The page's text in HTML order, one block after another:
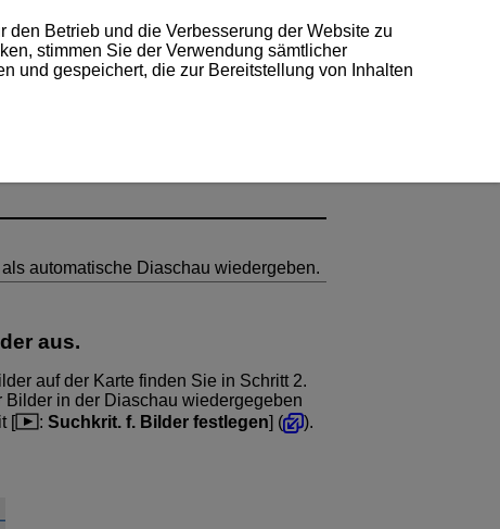
automatische Diaschau wiedergeben.
aus.
auf der Karte finden Sie in Schritt 2.
in der Diaschau wiedergegeben
[
: Suchkrit. f. Bilder festlegen] ( ).
Betrieb und die Verbesserung der Website zu
stimmen Sie der Verwendung sämtlicher
und gespeichert, die zur Bereitstellung von Inhalten